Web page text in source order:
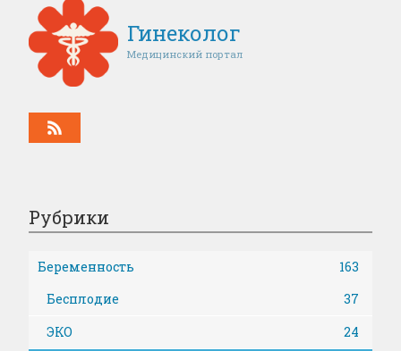
Гинеколог
Медицинский портал
Рубрики
Беременность
163
Бесплодие
37
ЭКО
24